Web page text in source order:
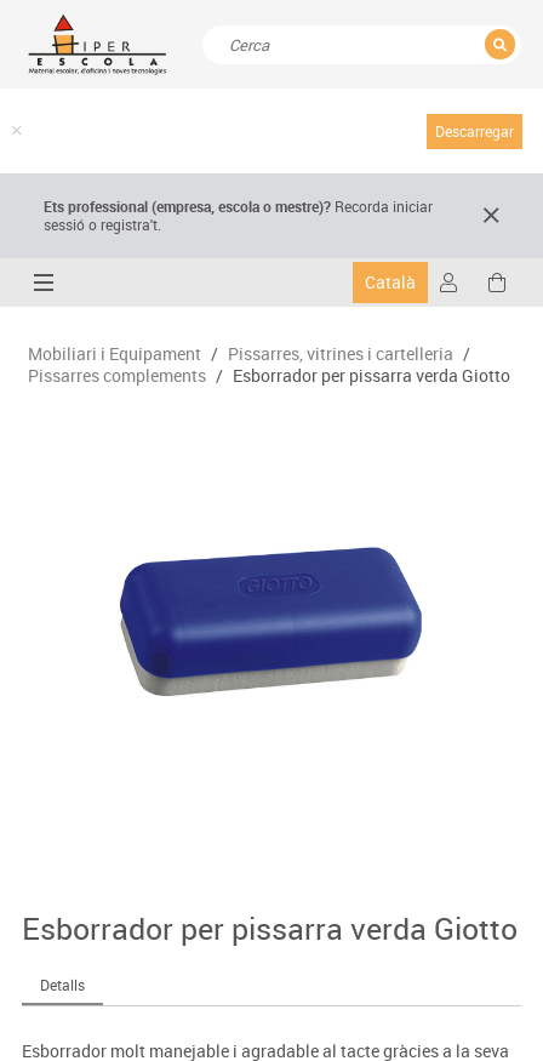
Descarregar
Ets professional (empresa,escola o mestre)? Recorda iniciar
sessió o registra't.
Català
Mobiliari i Equipament / Pissarres, vitrines i cartelleria /
Pissarres complements / Esborrador per pissarra verda Giotto
Esborrador per pissarra verda Giotto
Detalls
Esborrador molt manejable i agradable al tacte gràcies a la seva